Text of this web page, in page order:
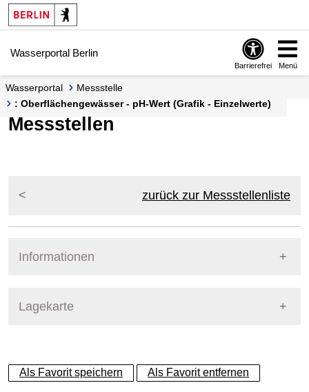
Springe zur Navigation
Springe zum Inhalt
Wasserportal Berlin
Barrierefrei Menü
Wasserportal
Messstelle
: Oberflächengewässer - pH-Wert (Grafik - Einzelwerte)
Messstellen
zurück zur Messstellenliste
Informationen
Lagekarte
+
Als Favorit speichern Als Favorit entfernen